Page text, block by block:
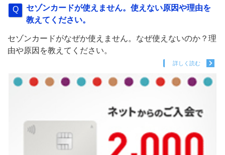
セゾンカードが使えません。使えない原因や理由を
教えてください。
セゾンカードがなぜか使えません。なぜ使えないのか？理
由や原因を教えてください。
詳しく読む